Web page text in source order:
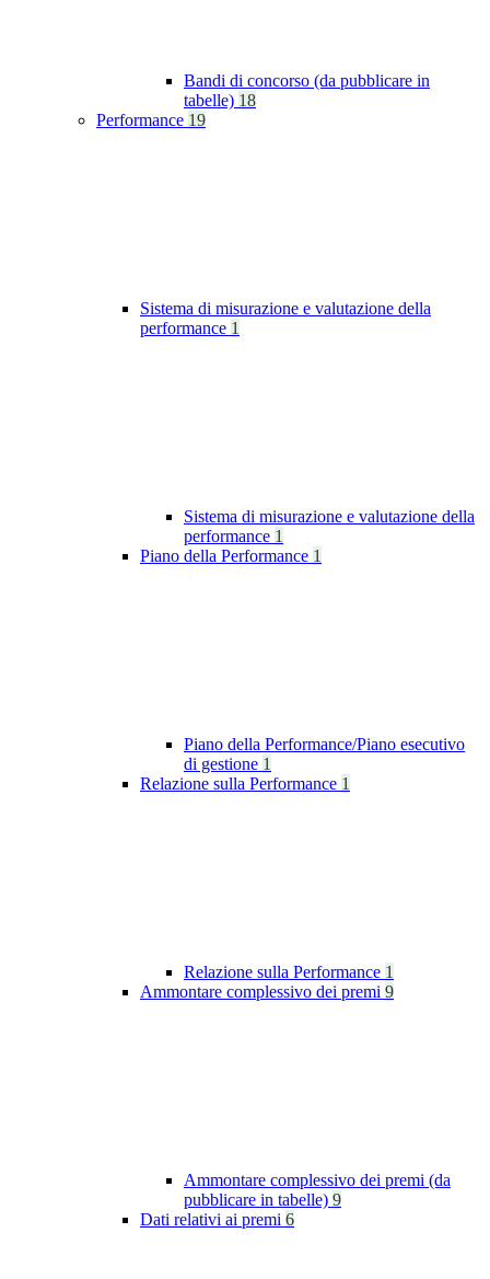
Bandi di concorso (da pubblicare in
tabelle) 18
Performance 19
Sistema di misurazione e valutazione della
performance 1
Sistema di misurazione e valutazione della
performance 1
Piano della Performance 1
Piano della Performance/Piano esecutivo
di gestione 1
Relazione sulla Performance 1
Relazione sulla Performance 1
Ammontare complessivo dei premi 9
Ammontare complessivo dei premi (da
pubblicare in tabelle) 9
Dati relativi ai premi 6